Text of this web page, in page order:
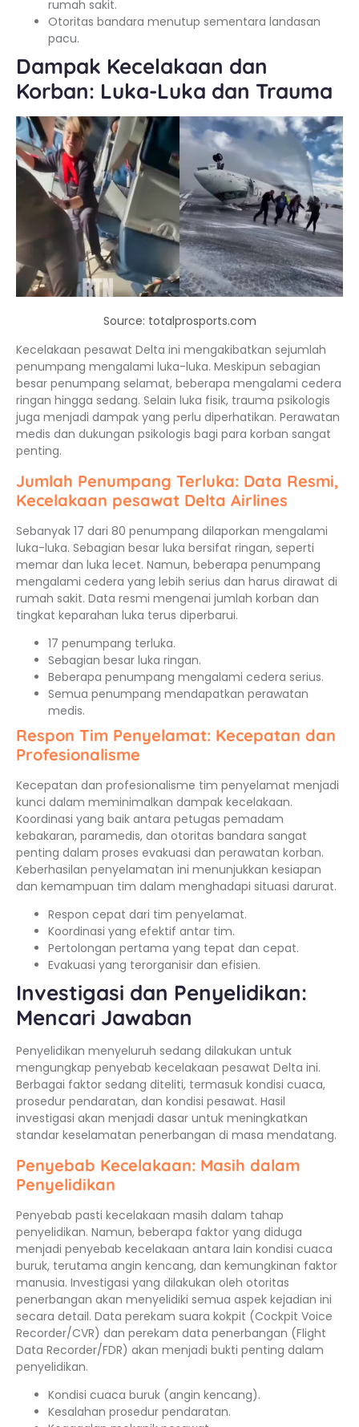
rumah sakit.
Otoritas bandara menutup sementara landasan
pacu.
Dampak Kecelakaan dan
Korban: Luka-Luka dan Trauma
Source: totalprosports.com
Kecelakaan pesawat Delta ini mengakibatkan sejumlah
penumpang mengalami luka-luka. Meskipun sebagian
besar penumpang selamat, beberapa mengalami cedera
ringan hingga sedang. Selain luka fisik, trauma psikologis
juga menjadi dampak yang perlu diperhatikan. Perawatan
medis dan dukungan psikologis bagi para korban sangat
penting.
Jumlah Penumpang Terluka: Data Resmi,
Kecelakaan pesawat Delta Airlines
Sebanyak 17 dari 80 penumpang dilaporkan mengalami
luka-luka. Sebagian besar luka bersifat ringan, seperti
memar dan luka lecet. Namun, beberapa penumpang
mengalami cedera yang lebih serius dan harus dirawat di
rumah sakit. Data resmi mengenai jumlah korban dan
tingkat keparahan luka terus diperbarui.
17 penumpang terluka.
Sebagian besar luka ringan.
Beberapa penumpang mengalami cedera serius.
Semua penumpang mendapatkan perawatan
medis.
Respon Tim Penyelamat: Kecepatan dan
Profesionalisme
Kecepatan dan profesionalisme tim penyelamat menjadi
kunci dalam meminimalkan dampak kecelakaan.
Koordinasi yang baik antara petugas pemadam
kebakaran, paramedis, dan otoritas bandara sangat
penting dalam proses evakuasi dan perawatan korban.
Keberhasilan penyelamatan ini menunjukkan kesiapan
dan kemampuan tim dalam menghadapi situasi darurat.
Respon cepat dari tim penyelamat.
Koordinasi yang efektif antar tim.
Pertolongan pertama yang tepat dan cepat.
Evakuasi yang terorganisir dan efisien.
Investigasi dan Penyelidikan:
Mencari Jawaban
Penyelidikan menyeluruh sedang dilakukan untuk
mengungkap penyebab kecelakaan pesawat Delta ini.
Berbagai faktor sedang diteliti, termasuk kondisi cuaca,
prosedur pendaratan, dan kondisi pesawat. Hasil
investigasi akan menjadi dasar untuk meningkatkan
standar keselamatan penerbangan di masa mendatang.
Penyebab Kecelakaan: Masih dalam
Penyelidikan
Penyebab pasti kecelakaan masih dalam tahap
penyelidikan. Namun, beberapa faktor yang diduga
menjadi penyebab kecelakaan antara lain kondisi cuaca
buruk, terutama angin kencang, dan kemungkinan faktor
manusia. Investigasi yang dilakukan oleh otoritas
penerbangan akan menyelidiki semua aspek kejadian ini
secara detail. Data perekam suara kokpit (Cockpit Voice
Recorder/CVR) dan perekam data penerbangan (Flight
Data Recorder/FDR) akan menjadi bukti penting dalam
penyelidikan.
Kondisi cuaca buruk (angin kencang).
Kesalahan prosedur pendaratan.